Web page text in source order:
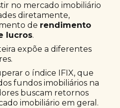
no mercado imobiliário
diretamente,
de rendimento
lucros.
expõe a diferentes
o índice IFIX, que
fundos imobiliários na
buscam retornos
imobiliário em geral.